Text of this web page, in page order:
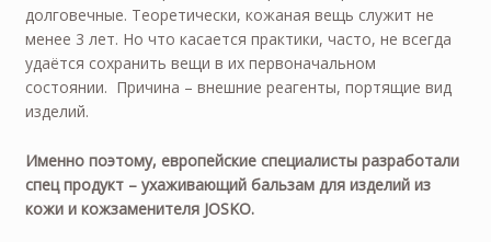
долговечные. Теоретически, кожаная вещь служит не
менее 3 лет. Но что касается практики, часто, не всегда
удаётся сохранить вещи в их первоначальном
состоянии. Причина – внешние реагенты, портящие вид
изделий.
Именно поэтому, европейские специалисты разработали
спец продукт – ухаживающий бальзам для изделий из
кожи и кожзаменителя JOSKO.